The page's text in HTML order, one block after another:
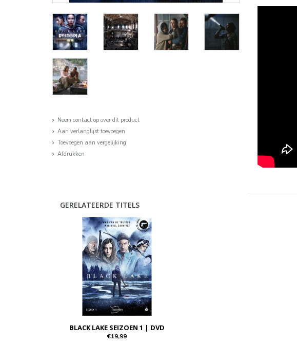
Neem contact op over dit product
Aan verlanglijst toevoegen
Toevoegen aan vergelijking
Afdrukken
GERELATEERDE TITELS
BLACK LAKE SEIZOEN 1 | DVD
€19,99